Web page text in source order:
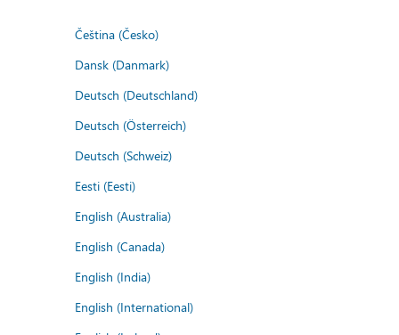
Čeština (Česko)
Dansk (Danmark)
Deutsch (Deutschland)
Deutsch (Österreich)
Deutsch (Schweiz)
Eesti (Eesti)
English (Australia)
English (Canada)
English (India)
English (International)